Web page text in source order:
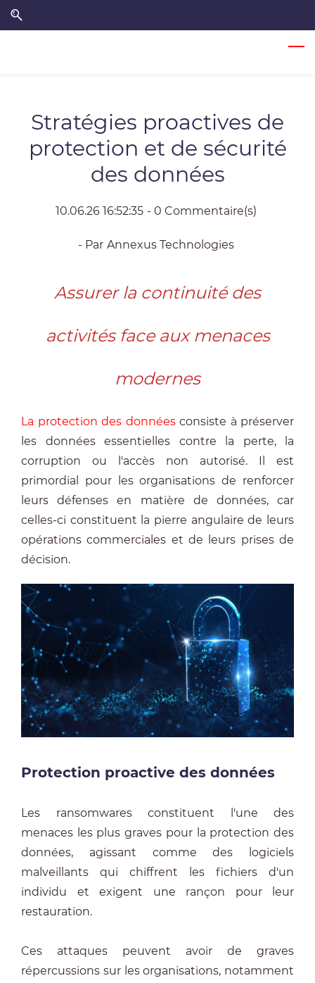
Skip
to
Skip
to
Stratégies proactives de
protection et de sécurité
des données
10.06.26 16:52:35 - 0 Commentaire(s)
- Par Annexus Technologies
Assurer la continuité des
activités face aux menaces
modernes
La protection des donnéesconsiste à préserver
les données essentielles contre la perte, la
corruption ou l'accès non autorisé. Il est
primordial pour les organisations de renforcer
leurs défenses en matière de données, car
celles-ci constituent la pierre angulaire de leurs
opérations commerciales et de leurs prises de
décision.
Protection proactive des données
Les ransomwares constituent l'une des
menaces les plus graves pour la protection des
données, agissant comme des logiciels
malveillants qui chiffrent les fichiers d'un
individu et exigent une rançon pour leur
restauration.
Ces attaques peuvent avoir de graves
répercussions sur les organisations, notamment